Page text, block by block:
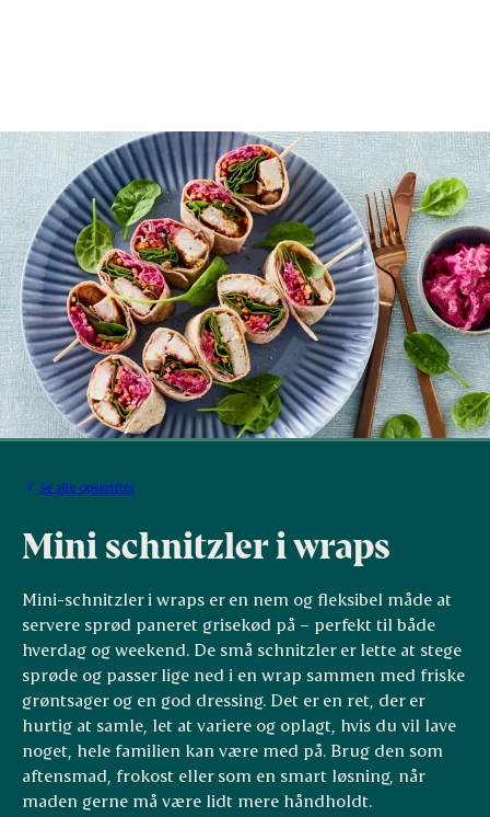
Se alle opskrifter
Mini schnitzler i wraps
Mini-schnitzler i wraps er en nem og fleksibel måde at
servere sprød paneret grisekød på – perfekt til både
hverdag og weekend. De små schnitzler er lette at stege
sprøde og passer lige ned i en wrap sammen med friske
grøntsager og en god dressing. Det er en ret, der er
hurtig at samle, let at variere og oplagt, hvis du vil lave
noget, hele familien kan være med på. Brug den som
aftensmad, frokost eller som en smart løsning, når
maden gerne må være lidt mere håndholdt.